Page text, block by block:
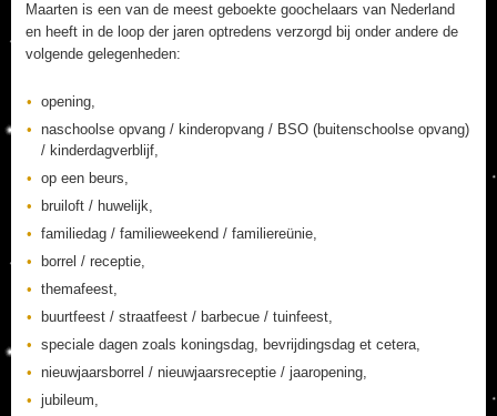
Maarten is een van de meest geboekte goochelaars van Nederland
en heeft in de loop der jaren optredens verzorgd bij onder andere de
volgende gelegenheden:
opening,
naschoolse opvang / kinderopvang / BSO (buitenschoolse opvang)
/ kinderdagverblijf,
op een beurs,
bruiloft / huwelijk,
familiedag / familieweekend / familiereünie,
borrel / receptie,
themafeest,
buurtfeest / straatfeest / barbecue / tuinfeest,
speciale dagen zoals koningsdag, bevrijdingsdag et cetera,
nieuwjaarsborrel / nieuwjaarsreceptie / jaaropening,
jubileum,